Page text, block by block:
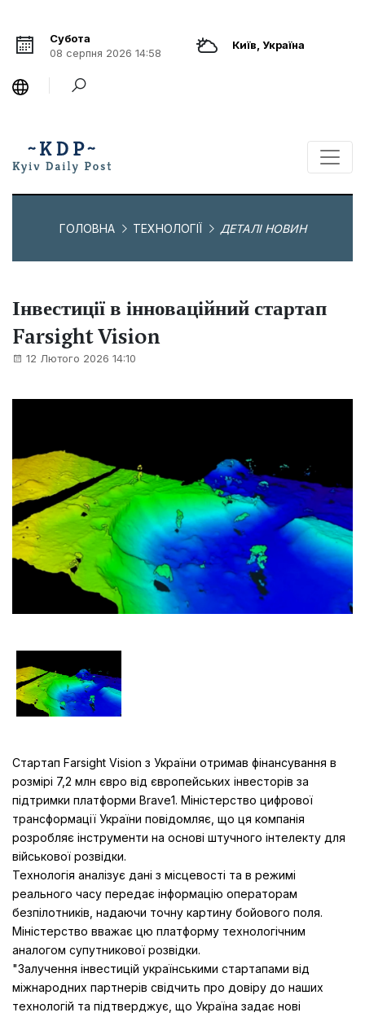
Субота
08 серпня 2026 14:58
Київ, Україна
ГОЛОВНА ТЕХНОЛОГІЇ ДЕТАЛІ НОВИН
Інвестиції в інноваційний стартап
Farsight Vision
12 Лютого 2026 14:10
Стартап Farsight Vision з України отримав фінансування в
розмірі 7,2 млн євро від європейських інвесторів за
підтримки платформи Brave1. Міністерство цифрової
трансформації України повідомляє, що ця компанія
розробляє інструменти на основі штучного інтелекту для
військової розвідки.
Технологія аналізує дані з місцевості та в режимі
реального часу передає інформацію операторам
безпілотників, надаючи точну картину бойового поля.
Міністерство вважає цю платформу технологічним
аналогом супутникової розвідки.
"Залучення інвестицій українськими стартапами від
міжнародних партнерів свідчить про довіру до наших
технологій та підтверджує, що Україна задає нові